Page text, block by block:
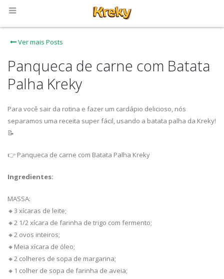
Ver mais Posts
Panqueca de carne com Batata
Palha Kreky
Para você sair da rotina e fazer um cardápio delicioso, nós
separamos uma receita super fácil, usando a batata palha da Kreky!
📝
👉 Panqueca de carne com Batata Palha Kreky
Ingredientes:
MASSA:
🔸3 xícaras de leite;
🔸2 1/2 xícara de farinha de trigo com fermento;
🔸2 ovos inteiros;
🔸Meia xícara de óleo;
🔸2 colheres de sopa de margarina;
🔸1 colher de sopa de farinha de aveia;